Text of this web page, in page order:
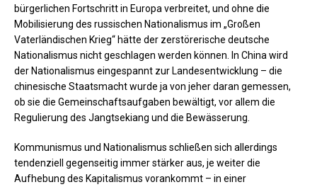
bürgerlichen Fortschritt in Europa verbreitet, und ohne die
Mobilisierung des russischen Nationalismus im „Großen
Vaterländischen Krieg“ hätte der zerstörerische deutsche
Nationalismus nicht geschlagen werden können. In China wird
der Nationalismus eingespannt zur Landesentwicklung – die
chinesische Staatsmacht wurde ja von jeher daran gemessen,
ob sie die Gemeinschaftsaufgaben bewältigt, vor allem die
Regulierung des Jangtsekiang und die Bewässerung.
Kommunismus und Nationalismus schließen sich allerdings
tendenziell gegenseitig immer stärker aus, je weiter die
Aufhebung des Kapitalismus vorankommt – in einer